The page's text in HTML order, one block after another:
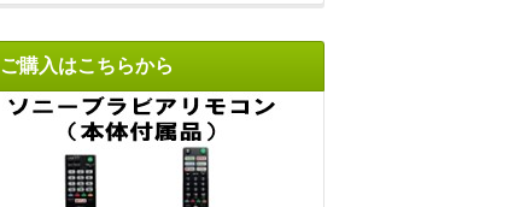
ご購入はこちらから